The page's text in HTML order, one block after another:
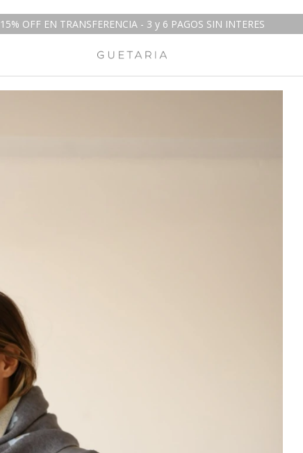
15% OFF EN TRANSFERENCIA - 3 y 6 PAGOS SIN INTERES